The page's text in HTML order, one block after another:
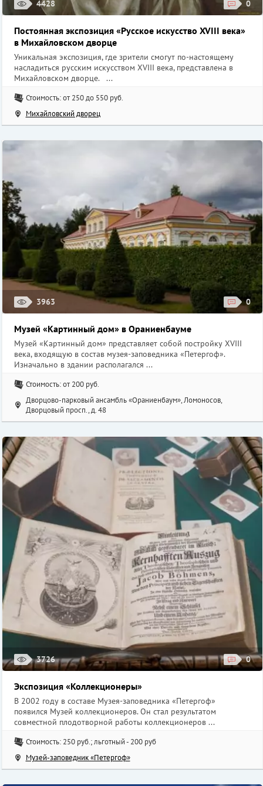
4428 0
Постоянная экспозиция «Русское искусство XVIII века»
в Михайловском дворце
Уникальная экспозиция, где зрители смогут по-настоящему
насладиться русским искусством XVIII века, представлена в
Михайловском дворце. ...
Стоимость: от 250 до 550 руб.
Михайловский дворец
3963 0
Музей «Картинный дом» в Ораниенбауме
Музей «Картинный дом» представляет собой постройку XVIII
века, входящую в состав музея-заповедника «Петергоф».
Изначально в здании располагался ...
Стоимость: от 200 руб.
Дворцово-парковый ансамбль «Ораниенбаум», Ломоносов,
Дворцовый просп., д. 48
3726 0
Экспозиция «Коллекционеры»
В 2002 году в составе Музея-заповедника «Петергоф»
появился Музей коллекционеров. Он стал результатом
совместной плодотворной работы коллекционеров ...
Стоимость: 250 руб.; льготный - 200 руб
Музей-заповедник «Петергоф»